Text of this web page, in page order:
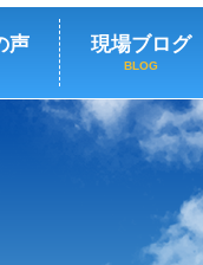
声 現場ブログ
BLOG